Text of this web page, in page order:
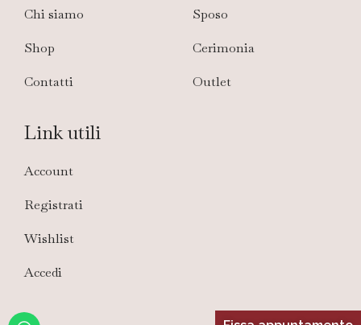
Chi siamo
Shop
Contatti
Sposo
Cerimonia
Outlet
Link utili
Account
Registrati
Wishlist
Accedi